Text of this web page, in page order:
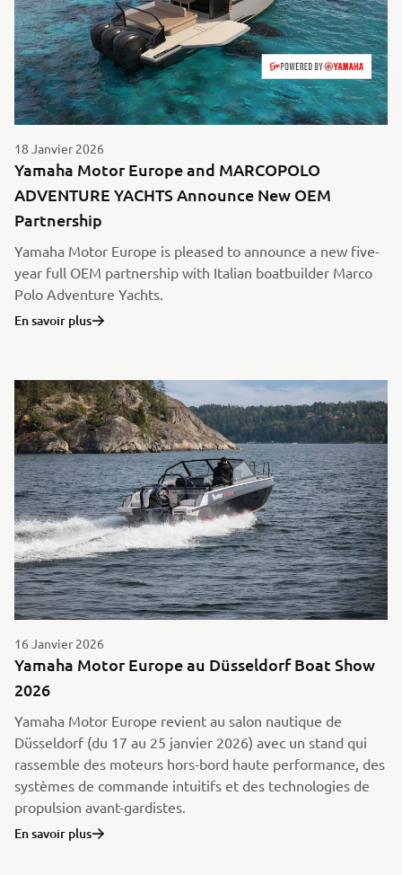
18 Janvier 2026
Yamaha Motor Europe and MARCOPOLO
ADVENTURE YACHTS Announce New OEM
Partnership
Yamaha Motor Europe is pleased to announce a new five-
year full OEM partnership with Italian boatbuilder Marco
Polo Adventure Yachts.
En savoir plus
16 Janvier 2026
Yamaha Motor Europe au Düsseldorf Boat Show
2026
Yamaha Motor Europe revient au salon nautique de
Düsseldorf (du 17 au 25 janvier 2026) avec un stand qui
rassemble des moteurs hors-bord haute performance, des
systèmes de commande intuitifs et des technologies de
propulsion avant-gardistes.
En savoir plus